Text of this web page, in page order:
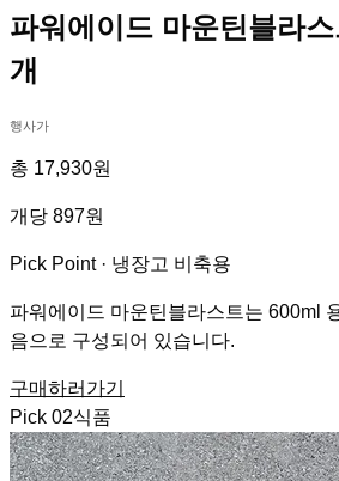
파워에이드 마운틴블라
개
행사가
총 17,930원
개당 897원
Pick Point · 냉장고 비축용
파워에이드 마운틴블라스트는 600ml
음으로 구성되어 있습니다.
구매하러가기
Pick 02식품